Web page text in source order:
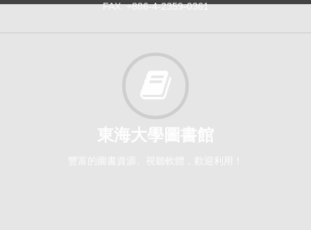
FAX: +886-4-2359-0361
東海大學圖書館
豐富的圖書資源、視聽軟體，歡迎利用！